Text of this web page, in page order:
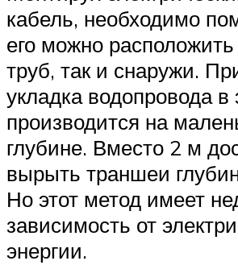
кабель, необходимо
его можно расположить
труб, так и снаружи.
укладка водопровода в
производится на
глубине. Вместо 2 м
вырыть траншеи
Но этот метод имеет
зависимость от
энергии.